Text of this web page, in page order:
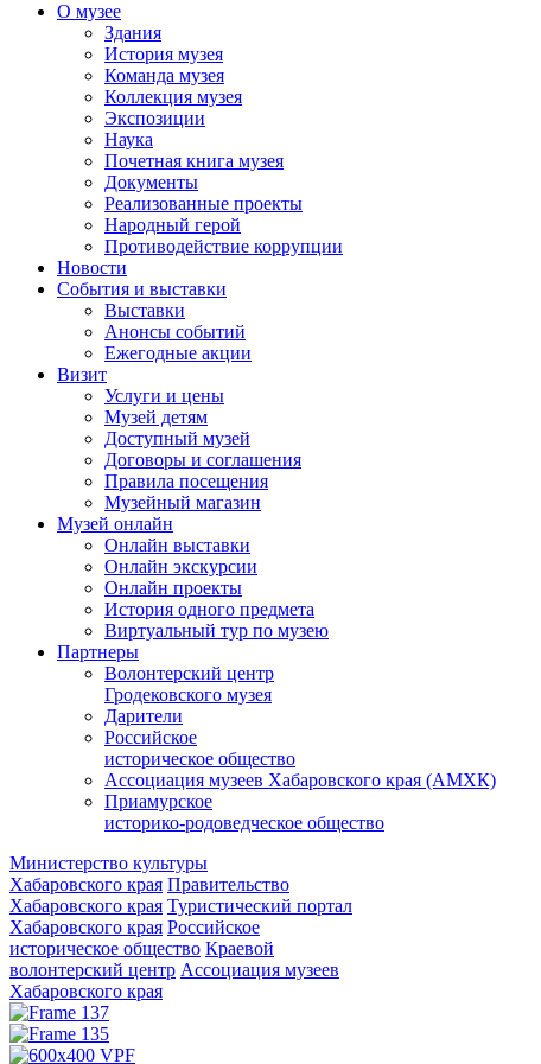
О музее
Здания
История музея
Команда музея
Коллекция музея
Экспозиции
Наука
Почетная книга музея
Документы
Реализованные проекты
Народный герой
Противодействие коррупции
Новости
События и выставки
Выставки
Анонсы событий
Ежегодные акции
Визит
Услуги и цены
Музей детям
Доступный музей
Договоры и соглашения
Правила посещения
Музейный магазин
Музей онлайн
Онлайн выставки
Онлайн экскурсии
Онлайн проекты
История одного предмета
Виртуальный тур по музею
Партнеры
Волонтерский центр
Гродековского музея
Дарители
Российское
историческое общество
Ассоциация музеев Хабаровского края (АМХК)
Приамурское
историко-родоведческое общество
Министерство культуры
Хабаровского края Правительство
Хабаровского края Туристический портал
Хабаровского края Российское
историческое общество Краевой
волонтерский центр Ассоциация музеев
Хабаровского края